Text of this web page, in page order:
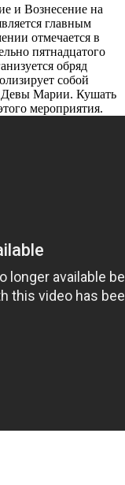
и Вознесение на
главным
отмечается в
пятнадцатого
обряд
собой
Девы Марии. Кушать
мероприятия.